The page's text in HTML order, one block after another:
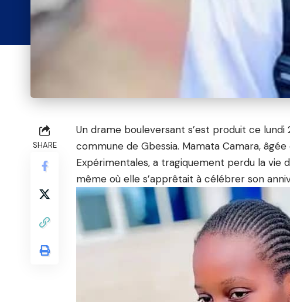
SHARE
Un drame bouleversant s’est produit ce
commune de Gbessia. Mamata Camara,
Expérimentales, a tragiquement perdu la vie
même où elle s’apprêtait à célébrer son